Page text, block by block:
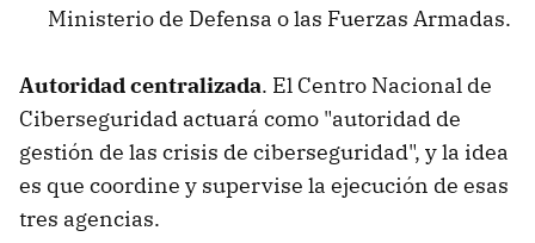
Ministerio de Defensa o las Fuerzas Armadas.
Autoridad centralizada. El Centro Nacional de
Ciberseguridad actuará como "autoridad de
gestión de las crisis de ciberseguridad", y la idea
es que coordine y supervise la ejecución de esas
tres agencias.